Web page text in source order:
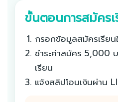
ขั้นตอนการสมัคร
กรอกข้อมูลสมัครเรียน
ชำระค่าสมัคร 5,000
เรียน
แจ้งสลิปโอนเงินผ่าน